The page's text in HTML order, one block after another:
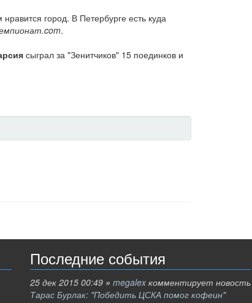
город. В Петербурге есть куда
.
сыграл за "Зенитчиков" 15 поединков и
Последние события
25 дек 2015 00:49 » megalex комментирует новость
Тарас Бурлак: "Победить ЦСКА помог кофеин"